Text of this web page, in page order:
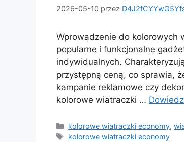
2026-05-10 przez
Wprowadzenie do kolorowych
popularne i funkcjonalne
indywidualnych.
przystępną ceną, co sprawia,
kampanie reklamowe czy
kolorowe wiatraczki …
Kategorie
kolorowe wiatraczki economy,
Tagi
kolorowe wiatraczki economy